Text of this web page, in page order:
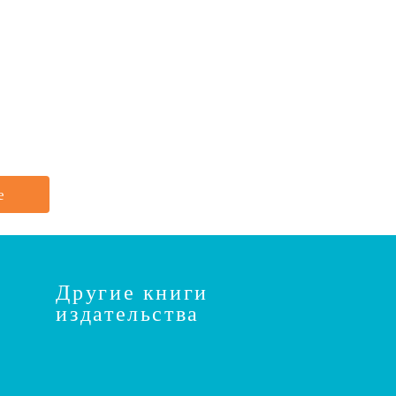
Другие книги
издательства